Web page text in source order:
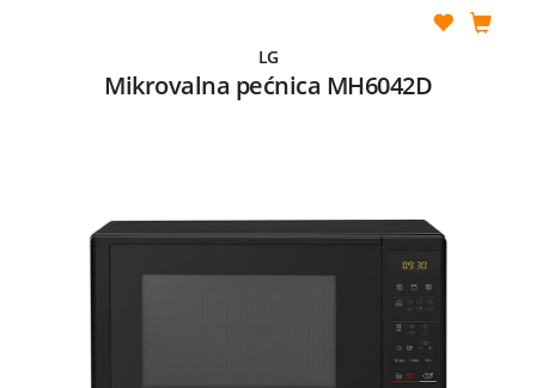
LG
Mikrovalna pećnica MH6042D